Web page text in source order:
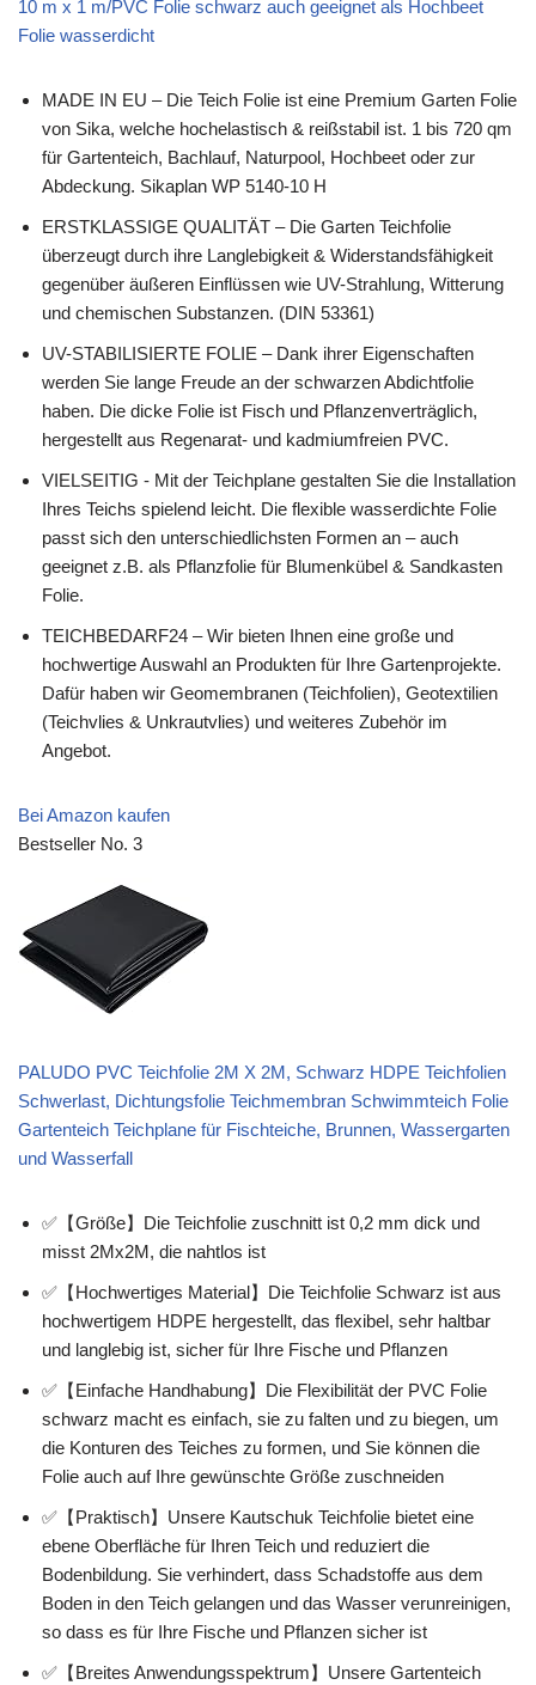
10 m x 1 m/PVC Folie schwarz auch geeignet als Hochbeet
Folie wasserdicht
MADE IN EU – Die Teich Folie ist eine Premium Garten Folie
von Sika, welche hochelastisch & reißstabil ist. 1 bis 720 qm
für Gartenteich, Bachlauf, Naturpool, Hochbeet oder zur
Abdeckung. Sikaplan WP 5140-10 H
ERSTKLASSIGE QUALITÄT – Die Garten Teichfolie
überzeugt durch ihre Langlebigkeit & Widerstandsfähigkeit
gegenüber äußeren Einflüssen wie UV-Strahlung, Witterung
und chemischen Substanzen. (DIN 53361)
UV-STABILISIERTE FOLIE – Dank ihrer Eigenschaften
werden Sie lange Freude an der schwarzen Abdichtfolie
haben. Die dicke Folie ist Fisch und Pflanzenverträglich,
hergestellt aus Regenarat- und kadmiumfreien PVC.
VIELSEITIG - Mit der Teichplane gestalten Sie die Installation
Ihres Teichs spielend leicht. Die flexible wasserdichte Folie
passt sich den unterschiedlichsten Formen an – auch
geeignet z.B. als Pflanzfolie für Blumenkübel & Sandkasten
Folie.
TEICHBEDARF24 – Wir bieten Ihnen eine große und
hochwertige Auswahl an Produkten für Ihre Gartenprojekte.
Dafür haben wir Geomembranen (Teichfolien), Geotextilien
(Teichvlies & Unkrautvlies) und weiteres Zubehör im
Angebot.
Bei Amazon kaufen
Bestseller No. 3
PALUDO PVC Teichfolie 2M X 2M, Schwarz HDPE Teichfolien
Schwerlast, Dichtungsfolie Teichmembran Schwimmteich Folie
Gartenteich Teichplane für Fischteiche, Brunnen, Wassergarten
und Wasserfall
✅【Größe】Die Teichfolie zuschnitt ist 0,2 mm dick und
misst 2Mx2M, die nahtlos ist
✅【Hochwertiges Material】Die Teichfolie Schwarz ist aus
hochwertigem HDPE hergestellt, das flexibel, sehr haltbar
und langlebig ist, sicher für Ihre Fische und Pflanzen
✅【Einfache Handhabung】Die Flexibilität der PVC Folie
schwarz macht es einfach, sie zu falten und zu biegen, um
die Konturen des Teiches zu formen, und Sie können die
Folie auch auf Ihre gewünschte Größe zuschneiden
✅【Praktisch】Unsere Kautschuk Teichfolie bietet eine
ebene Oberfläche für Ihren Teich und reduziert die
Bodenbildung. Sie verhindert, dass Schadstoffe aus dem
Boden in den Teich gelangen und das Wasser verunreinigen,
so dass es für Ihre Fische und Pflanzen sicher ist
✅【Breites Anwendungsspektrum】Unsere Gartenteich